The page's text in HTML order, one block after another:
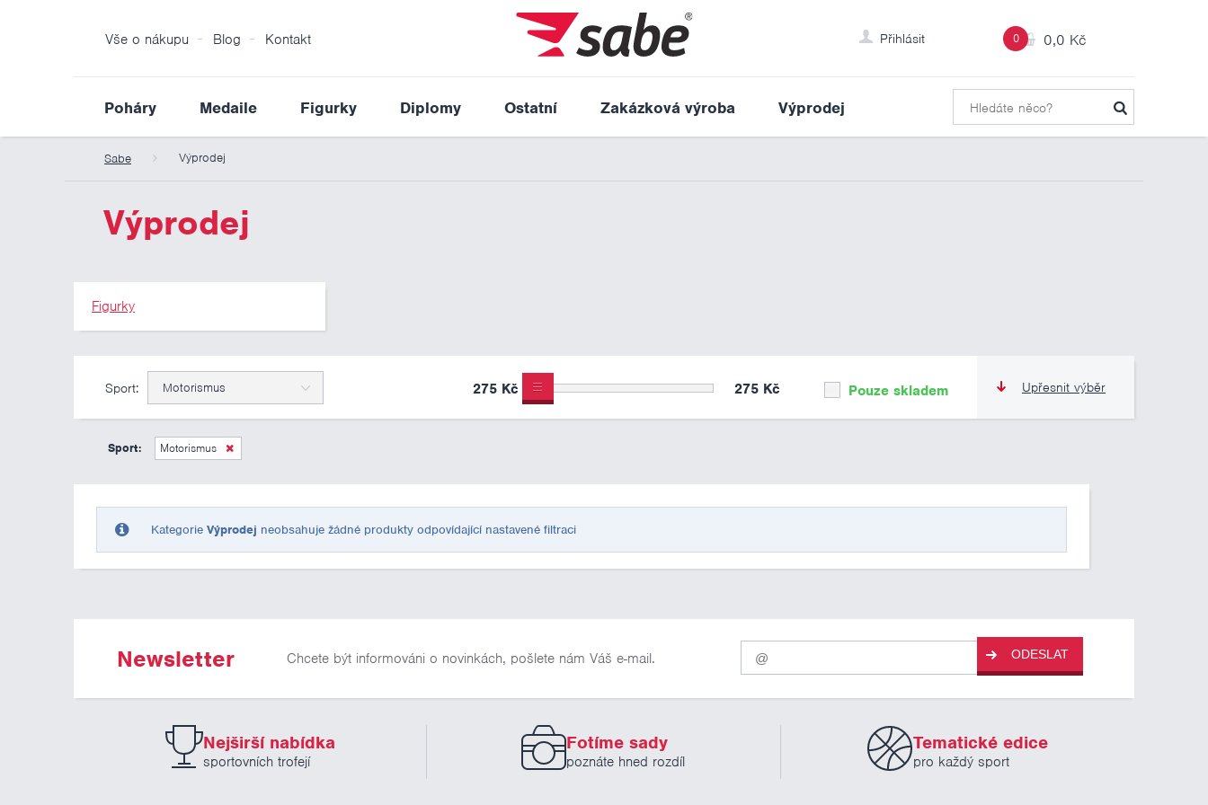
0 0,0 Kč
Přihlásit
Vše o nákupu Blog Kontakt
Poháry Medaile Figurky Diplomy Ostatní Zakázková výroba Výprodej
Sabe Výprodej
Výprodej
Figurky
Upřesnit výběr
Sport: Motorismus Pouze skladem
275 Kč 275 Kč
Sport: Motorismus
Kategorie Výprodej neobsahuje žádné produkty odpovídající nastavené filtraci
Newsletter Chcete být informováni o novinkách, pošlete nám Váš e-mail.
Pro
odběr
našich
novinek
ODESLAT
Nejširší nabídka
sportovních trofejí
Fotíme sady
poznáte hned rozdíl
Tematické edice
pro každý sport